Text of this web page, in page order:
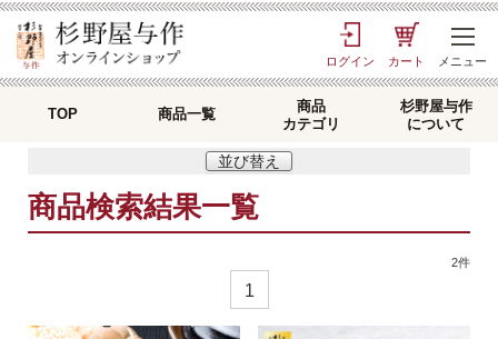
ログイン カート メニュー
TOP 商品一覧
商品
カテゴリ
杉野屋与作
について
並び替え
商品検索結果一覧
2件
1